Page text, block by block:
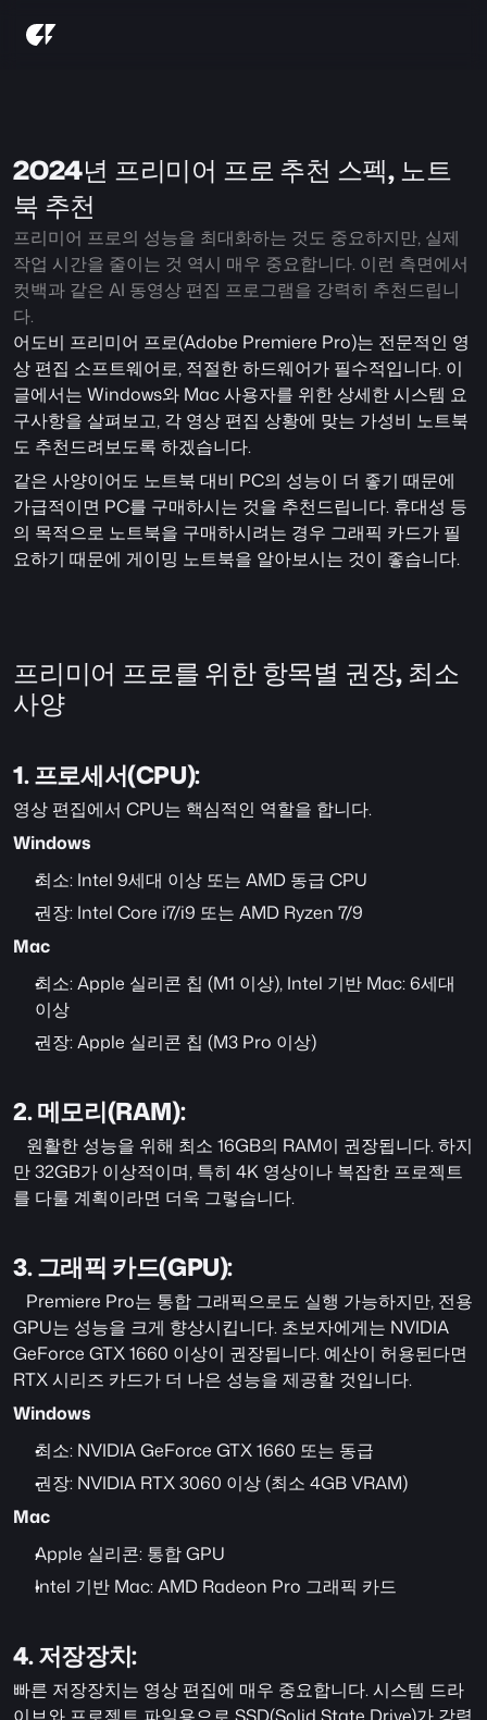
2024년 프리미어 프로 추천 스펙, 노트
북 추천
프리미어 프로의 성능을 최대화하는 것도 중요하지만, 실제
작업 시간을 줄이는 것 역시 매우 중요합니다. 이런 측면에서
컷백과 같은 AI 동영상 편집 프로그램을 강력히 추천드립니
다.
어도비 프리미어 프로(Adobe Premiere Pro)는 전문적인 영
상 편집 소프트웨어로, 적절한 하드웨어가 필수적입니다. 이
글에서는 Windows와 Mac 사용자를 위한 상세한 시스템 요
구사항을 살펴보고, 각 영상 편집 상황에 맞는 가성비 노트북
도 추천드려보도록 하겠습니다.
같은 사양이어도 노트북 대비 PC의 성능이 더 좋기 때문에
가급적이면 PC를 구매하시는 것을 추천드립니다. 휴대성 등
의 목적으로 노트북을 구매하시려는 경우 그래픽 카드가 필
요하기 때문에 게이밍 노트북을 알아보시는 것이 좋습니다.
프리미어 프로를 위한 항목별 권장, 최소
사양
1. 프로세서(CPU):
영상 편집에서 CPU는 핵심적인 역할을 합니다.
Windows
최소: Intel 9세대 이상 또는 AMD 동급 CPU
권장: Intel Core i7/i9 또는 AMD Ryzen 7/9
Mac
최소: Apple 실리콘 칩 (M1 이상), Intel 기반 Mac: 6세대
이상
권장: Apple 실리콘 칩 (M3 Pro 이상)
2. 메모리(RAM):
만 32GB가 이상적이며, 특히 4K 영상이나 복잡한 프로젝트
를 다룰 계획이라면 더욱 그렇습니다.
3. 그래픽 카드(GPU):
GPU는 성능을 크게 향상시킵니다. 초보자에게는 NVIDIA
GeForce GTX 1660 이상이 권장됩니다. 예산이 허용된다면
RTX 시리즈 카드가 더 나은 성능을 제공할 것입니다.
Windows
최소: NVIDIA GeForce GTX 1660 또는 동급
권장: NVIDIA RTX 3060 이상 (최소 4GB VRAM)
Mac
Apple 실리콘: 통합 GPU
Intel 기반 Mac: AMD Radeon Pro 그래픽 카드
4. 저장장치:
빠른 저장장치는 영상 편집에 매우 중요합니다. 시스템 드라